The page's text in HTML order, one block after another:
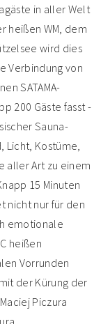
in aller Welt
heißen WM, dem
wird dies
Verbindung von
SATAMA-
200 Gäste fasst -
Sauna-
Licht, Kostüme,
aller Art zu einem
15 Minuten
nicht nur für den
emotionale
heißen
Vorrunden
der Kürung der
Piczura